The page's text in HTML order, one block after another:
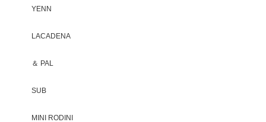
YENN
LACADENA
＆ PAL
SUB
MINI RODINI